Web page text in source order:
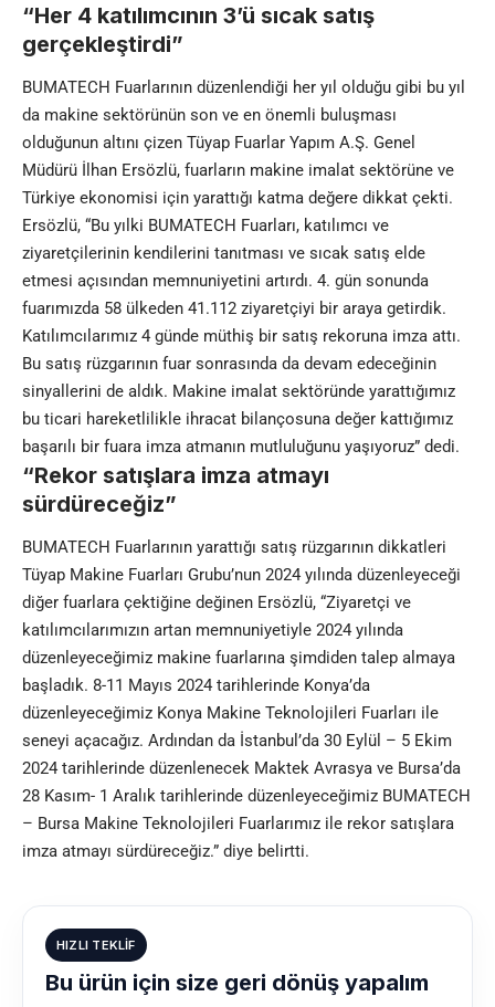
“Her 4 katılımcının 3’ü sıcak satış
gerçekleştirdi”
BUMATECH Fuarlarının düzenlendiği her yıl olduğu gibi bu yıl
da makine sektörünün son ve en önemli buluşması
olduğunun altını çizen Tüyap Fuarlar Yapım A.Ş. Genel
Müdürü İlhan Ersözlü, fuarların makine imalat sektörüne ve
Türkiye ekonomisi için yarattığı katma değere dikkat çekti.
Ersözlü, “Bu yılki BUMATECH Fuarları, katılımcı ve
ziyaretçilerinin kendilerini tanıtması ve sıcak satış elde
etmesi açısından memnuniyetini artırdı. 4. gün sonunda
fuarımızda 58 ülkeden 41.112 ziyaretçiyi bir araya getirdik.
Katılımcılarımız 4 günde müthiş bir satış rekoruna imza attı.
Bu satış rüzgarının fuar sonrasında da devam edeceğinin
sinyallerini de aldık. Makine imalat sektöründe yarattığımız
bu ticari hareketlilikle ihracat bilançosuna değer kattığımız
başarılı bir fuara imza atmanın mutluluğunu yaşıyoruz” dedi.
“Rekor satışlara imza atmayı
sürdüreceğiz”
BUMATECH Fuarlarının yarattığı satış rüzgarının dikkatleri
Tüyap Makine Fuarları Grubu’nun 2024 yılında düzenleyeceği
diğer fuarlara çektiğine değinen Ersözlü, “Ziyaretçi ve
katılımcılarımızın artan memnuniyetiyle 2024 yılında
düzenleyeceğimiz makine fuarlarına şimdiden talep almaya
başladık. 8-11 Mayıs 2024 tarihlerinde Konya’da
düzenleyeceğimiz Konya Makine Teknolojileri Fuarları ile
seneyi açacağız. Ardından da İstanbul’da 30 Eylül – 5 Ekim
2024 tarihlerinde düzenlenecek Maktek Avrasya ve Bursa’da
28 Kasım- 1 Aralık tarihlerinde düzenleyeceğimiz BUMATECH
– Bursa Makine Teknolojileri Fuarlarımız ile rekor satışlara
imza atmayı sürdüreceğiz.” diye belirtti.
HIZLI TEKLIF
Bu ürün için size geri dönüş yapalım